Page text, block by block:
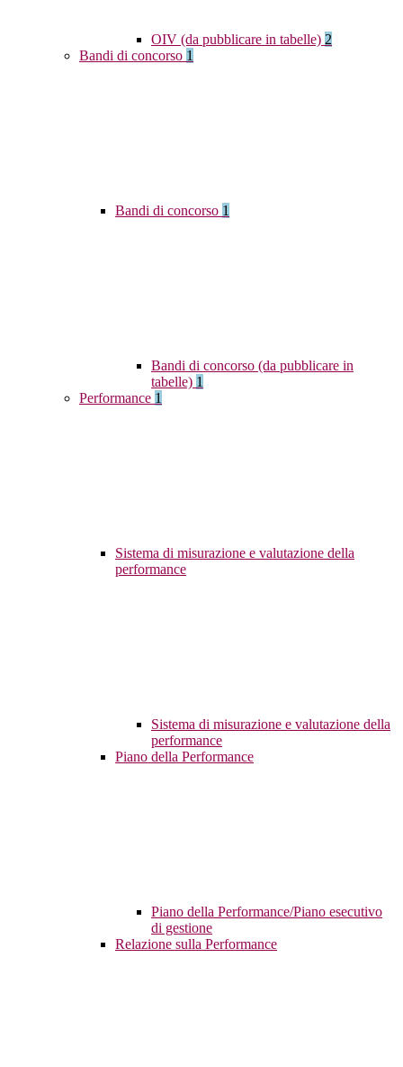
OIV (da pubblicare in tabelle) 2
Bandi di concorso 1
Bandi di concorso 1
Bandi di concorso (da pubblicare in
tabelle) 1
Performance 1
Sistema di misurazione e valutazione della
performance
Sistema di misurazione e valutazione della
performance
Piano della Performance
Piano della Performance/Piano esecutivo
di gestione
Relazione sulla Performance